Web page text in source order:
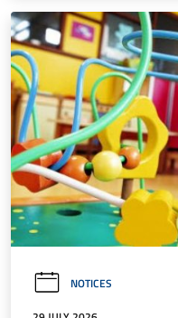
NOTICES